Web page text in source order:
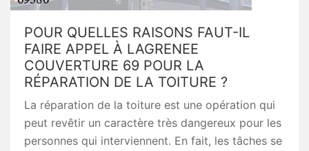
POUR QUELLES RAISONS FAUT-IL
FAIRE APPEL À LAGRENEE
COUVERTURE 69 POUR LA
RÉPARATION DE LA TOITURE ?
La réparation de la toiture est une opération qui
peut revêtir un caractère très dangereux pour les
personnes qui interviennent. En fait, les tâches se